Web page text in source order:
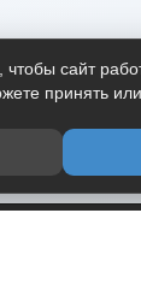
сайт
принять